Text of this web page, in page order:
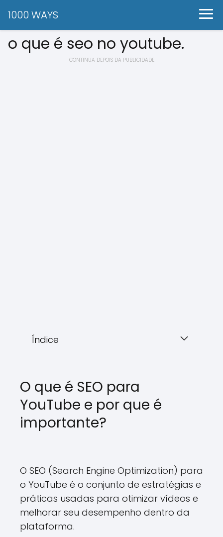
1000 WAYS
o que é seo no youtube.
CONTINUA DEPOIS DA PUBLICIDADE
Índice
O que é SEO para
YouTube e por que é
importante?
O SEO (Search Engine Optimization) para
o YouTube é o conjunto de estratégias e
práticas usadas para otimizar vídeos e
melhorar seu desempenho dentro da
plataforma.